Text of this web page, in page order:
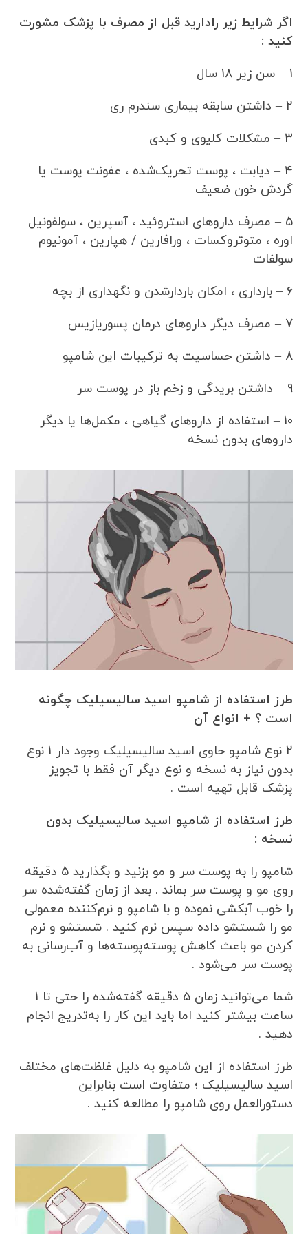
اگر شرایط زیر رادارید قبل از مصرف با پزشک مشورت
کنید :
1 – سن زیر 18 سال
2 – داشتن سابقه بیماری سندرم ری
3 – مشکلات کلیوی و کبدی
4 – دیابت ، پوست تحریک‌شده ، عفونت پوست یا
گردش خون ضعیف
5 – مصرف داروهای استروئید ، آسپرین ، سولفونیل
اوره ، متوتروکسات ، ورافارین / هپارین ، آمونیوم
سولفات
6 – بارداری ، امکان باردارشدن و نگهداری از بچه
7 – مصرف دیگر داروهای درمان پسوریازیس
8 – داشتن حساسیت به ترکیبات این شامپو
9 – داشتن بریدگی و زخم باز در پوست سر
10 – استفاده از داروهای گیاهی ، مکمل‌ها یا دیگر
داروهای بدون نسخه
طرز استفاده از شامپو اسید سالیسیلیک چگونه
است ؟ + انواع آن
2 نوع شامپو حاوی اسید سالیسیلیک وجود دار 1 نوع
بدون نیاز به نسخه و نوع دیگر آن فقط با تجویز
پزشک قابل تهیه است .
طرز استفاده از شامپو اسید سالیسیلیک بدون
نسخه :
شامپو را به پوست سر و مو بزنید و بگذارید 5 دقیقه
روی مو و پوست سر بماند . بعد از زمان گفته‌شده سر
را خوب آبکشی نموده و با شامپو و نرم‌کننده معمولی
مو را شستشو داده سپس نرم کنید . شستشو و نرم
کردن مو باعث کاهش پوسته‌پوسته‌ها و آب‌رسانی به
پوست سر می‌شود .
شما می‌توانید زمان 5 دقیقه گفته‌شده را حتی تا 1
ساعت بیشتر کنید اما باید این کار را به‌تدریج انجام
دهید .
طرز استفاده از این شامپو به دلیل غلظت‌های مختلف
اسید سالیسیلیک ؛ متفاوت است بنابراین
دستورالعمل روی شامپو را مطالعه کنید .